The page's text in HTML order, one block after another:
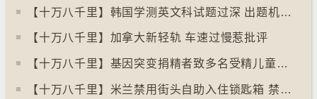
【十万八千里】韩国学测英文科试题过深 出题机构院长引咎辞职
【十万八千里】加拿大新轻轨 车速过慢惹批评
【十万八千里】基因突变捐精者致多名受精儿童患癌
【十万八千里】米兰禁用街头自助入住锁匙箱 禁自助入住民宿